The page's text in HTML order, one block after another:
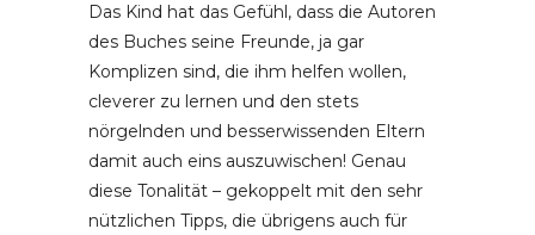
Das Kind hat das Gefühl, dass die Autoren
des Buches seine Freunde, ja gar
Komplizen sind, die ihm helfen wollen,
cleverer zu lernen und den stets
nörgelnden und besserwissenden Eltern
damit auch eins auszuwischen! Genau
diese Tonalität – gekoppelt mit den sehr
nützlichen Tipps, die übrigens auch für